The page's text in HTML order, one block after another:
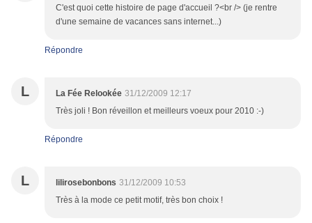
C'est quoi cette histoire de page d'accueil ?<br /> (je rentre
d'une semaine de vacances sans internet...)
Répondre
L La Fée Relookée 31/12/2009 12:17
Très joli ! Bon réveillon et meilleurs voeux pour 2010 :-)
Répondre
L lilirosebonbons 31/12/2009 10:53
Très à la mode ce petit motif, très bon choix !